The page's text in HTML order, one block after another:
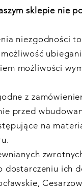
sklepie nie
niezgodności
możliwości
z
przed
na
dostarczeniu ich